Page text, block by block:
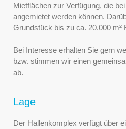
Mietflächen zur Verfügung, die
angemietet werden können.
Grundstück bis zu ca. 20.000 m²
Bei Interesse erhalten Sie gern
bzw. stimmen wir einen
ab.
Lage
Der Hallenkomplex verfügt über